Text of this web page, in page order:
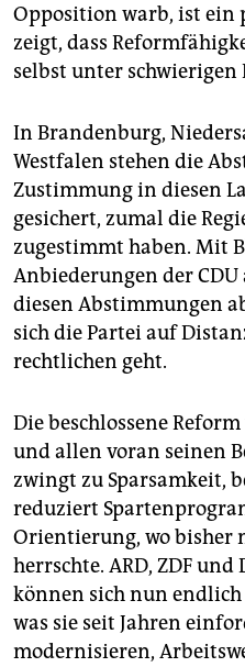
Opposition warb, ist ein
zeigt, dass
selbst unter schwierigen
In Brandenburg,
Westfalen stehen die
Zustimmung in diesen
gesichert, zumal die
zugestimmt haben. Mit
Anbiederungen der
diesen Abstimmungen
sich die Partei auf
rechtlichen geht.
Die beschlossene
und allen voran seinen
zwingt zu Sparsamkeit,
reduziert
Orientierung, wo bisher
herrschte. ARD, ZDF
können sich nun
was sie seit Jahren
modernisieren,